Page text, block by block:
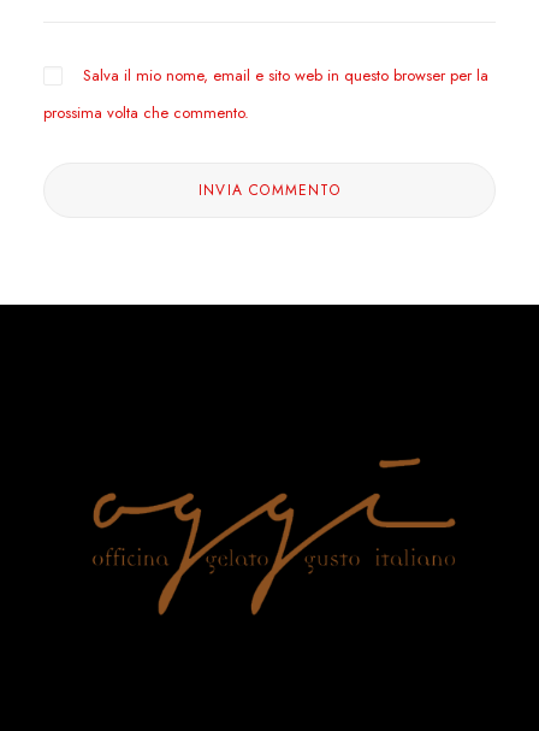
Salva il mio nome, email e sito web in questo browser per la
prossima volta che commento.